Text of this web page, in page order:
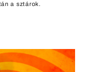
a sztárok.